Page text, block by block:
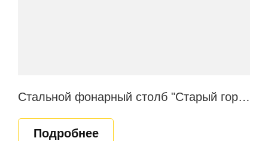
Стальной фонарный столб "Старый город"
Подробнее